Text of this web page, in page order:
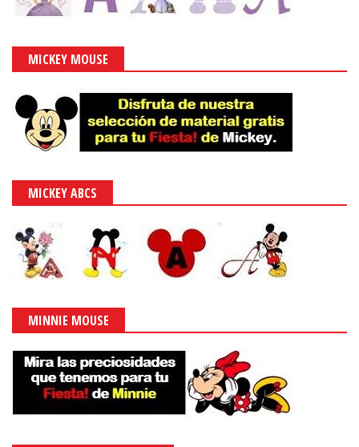
MICKEY MOUSE
MICKEY ABCS
MINNIE MOUSE